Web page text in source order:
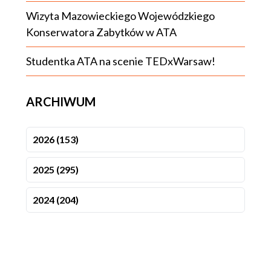
Wizyta Mazowieckiego Wojewódzkiego
Konserwatora Zabytków w ATA
Studentka ATA na scenie TEDxWarsaw!
ARCHIWUM
2026 (153)
2025 (295)
2024 (204)